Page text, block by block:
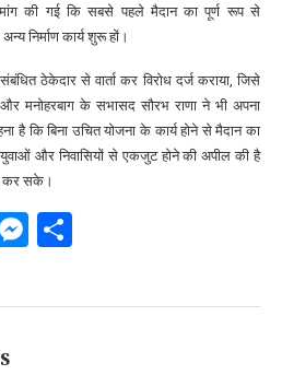
की गई कि सबसे पहले मैदान का पूर्ण रूप से
निर्माण कार्य शुरू हों।
ठेकेदार से वार्ता कर विरोध दर्ज कराया, जिसे
मनोहरबाग के सभासद सौरभ राणा ने भी अपना
है कि बिना उचित योजना के कार्य होने से मैदान का
और निवासियों से एकजुट होने की अपील की है
कर सके।
Messenger